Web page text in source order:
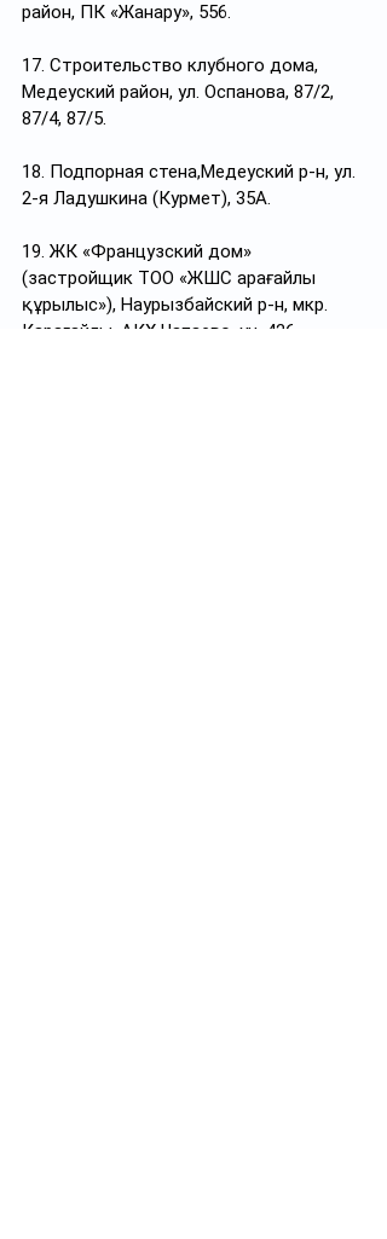
район, ПК «Жанару», 556.
17. Строительство клубного дома,
Медеуский район, ул. Оспанова, 87/2,
87/4, 87/5.
18. Подпорная стена,Медеуский р-н, ул.
2-я Ладушкина (Курмет), 35А.
19. ЖК «Французский дом»
(застройщик ТОО «ЖШС Қарағайлы
құрылыс»), Наурызбайский р-н, мкр.
Карагайлы, АКХ Чапаево, уч. 426.